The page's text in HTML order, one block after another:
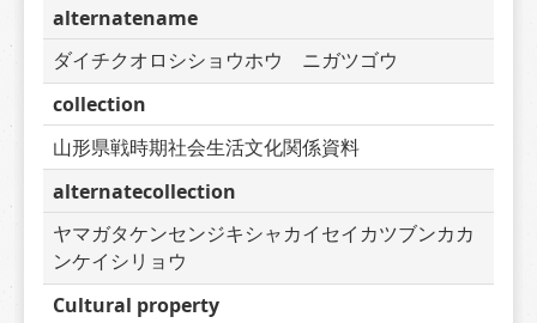
alternatename
ダイチクオロシショウホウ　ニガツゴウ
collection
山形県戦時期社会生活文化関係資料
alternatecollection
ヤマガタケンセンジキシャカイセイカツブンカカ
ンケイシリョウ
Cultural property